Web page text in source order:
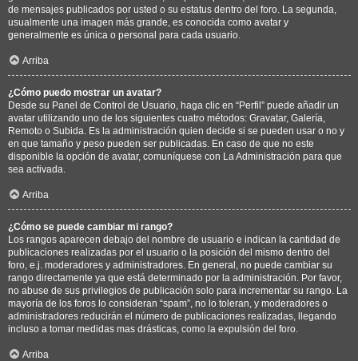
de mensajes publicados por usted o su estatus dentro del foro. La segunda,
usualmente una imagen más grande, es conocida como avatar y
generalmente es única o personal para cada usuario.
Arriba
¿Cómo puedo mostrar un avatar?
Desde su Panel de Control de Usuario, haga clic en “Perfil” puede añadir un
avatar utilizando uno de los siguientes cuatro métodos: Gravatar, Galería,
Remoto o Subida. Es la administración quien decide si se pueden usar o no y
en que tamaño y peso pueden ser publicadas. En caso de que no este
disponible la opción de avatar, comuníquese con La Administración para que
sea activada.
Arriba
¿Cómo se puede cambiar mi rango?
Los rangos aparecen debajo del nombre de usuario e indican la cantidad de
publicaciones realizadas por el usuario o la posición del mismo dentro del
foro, e.j. moderadores y administradores. En general, no puede cambiar su
rango directamente ya que está determinado por la administración. Por favor,
no abuse de sus privilegios de publicación solo para incrementar su rango. La
mayoría de los foros lo consideran “spam”, no lo toleran, y moderadores o
administradores reducirán el número de publicaciones realizadas, llegando
incluso a tomar medidas mas drásticas, como la expulsión del foro.
Arriba